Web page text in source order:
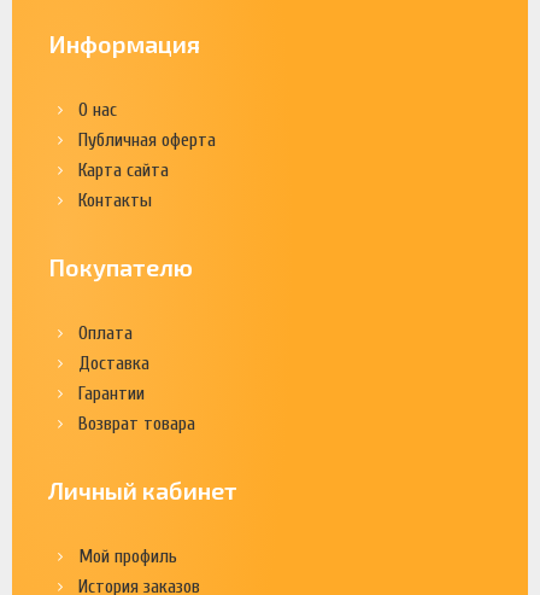
Информация
О нас
Публичная оферта
Карта сайта
Контакты
Покупателю
Оплата
Доставка
Гарантии
Возврат товара
Личный кабинет
Мой профиль
История заказов